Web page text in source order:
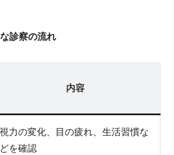
診察の流れ
内容
視力の変化、目の疲れ、生活習慣な
どを確認